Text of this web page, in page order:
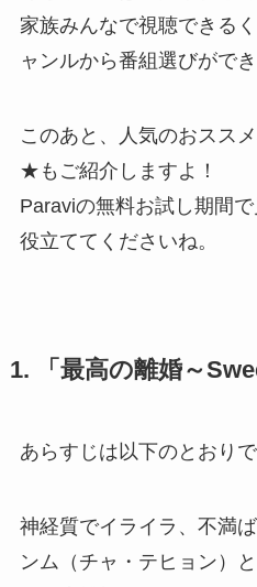
家族みんなで視聴できる
ャンルから番組選びがで
このあと、人気のおスス
★もご紹介しますよ！
Paraviの無料お試し期間
役立ててくださいね。
1. 「最高の離婚～
あらすじは以下のとおりで
神経質でイライラ、不満
ンム（チャ・テヒョン）